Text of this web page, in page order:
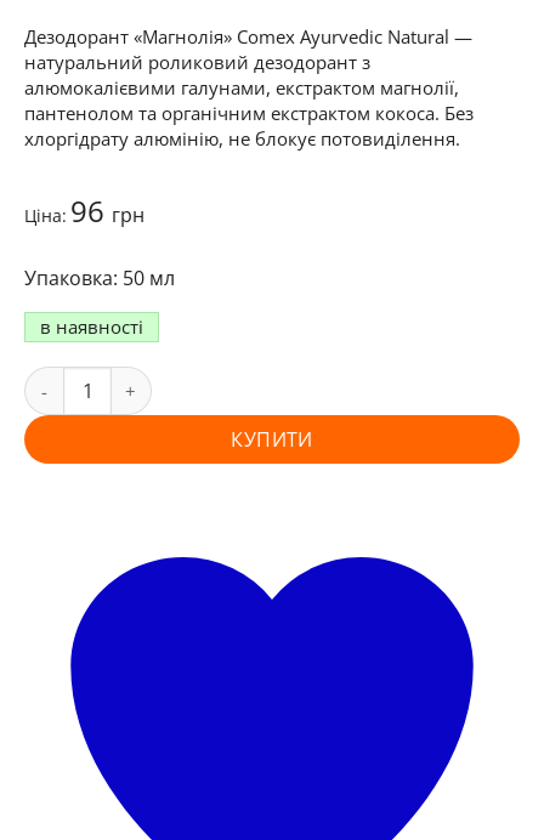
Дезодорант «Магнолія» Comex Ayurvedic Natural —
натуральний роликовий дезодорант з
алюмокалієвими галунами, екстрактом магнолії,
пантенолом та органічним екстрактом кокоса. Без
хлоргідрату алюмінію, не блокує потовиділення.
Ціна: 96 грн
50 мл
в наявності
КУПИТИ